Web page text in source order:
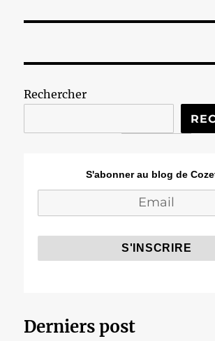
Rechercher
S'abonner au blog de
Derniers post